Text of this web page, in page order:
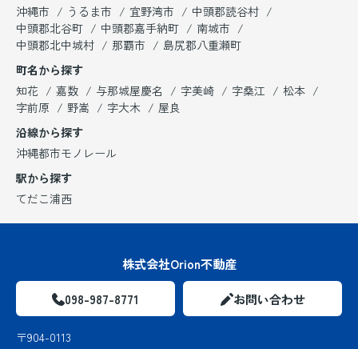
沖縄市
うるま市 宜野湾市
中頭郡読谷村
中頭郡北谷町
中頭郡嘉手納町
南城市
中頭郡北中城村
那覇市
島尻郡八重瀬町
町名から探す
知花
嘉数 与那城屋慶名 字美崎 字桑江
松本
字前原
野嵩 字大木
屋良
沿線から探す
沖縄都市モノレール
駅から探す
てだこ浦西
株式会社Orion不動産
098-987-8771 お問い合わせ
〒904-0113